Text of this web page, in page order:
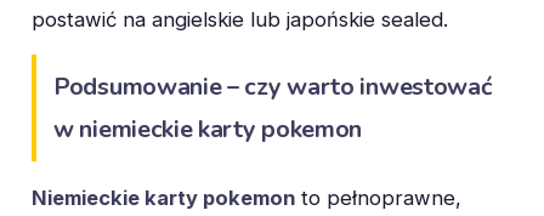
postawić na angielskie lub japońskie sealed.
Podsumowanie – czy warto inwestować
w niemieckie karty pokemon
Niemieckie karty pokemon to pełnoprawne,